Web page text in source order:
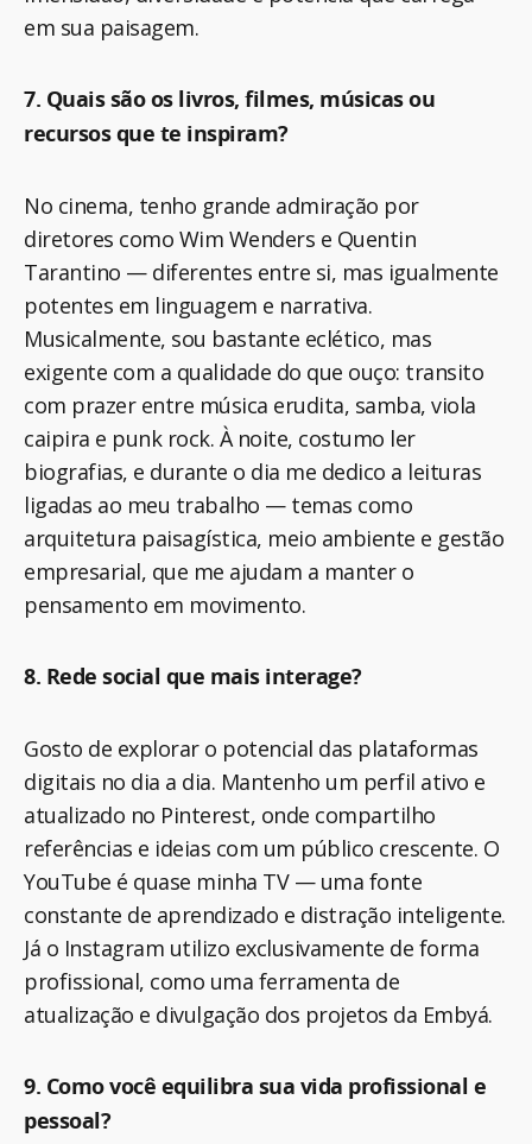
em sua paisagem.
7. Quais são os livros, filmes, músicas ou
recursos que te inspiram?
No cinema, tenho grande admiração por
diretores como Wim Wenders e Quentin
Tarantino — diferentes entre si, mas igualmente
potentes em linguagem e narrativa.
Musicalmente, sou bastante eclético, mas
exigente com a qualidade do que ouço: transito
com prazer entre música erudita, samba, viola
caipira e punk rock. À noite, costumo ler
biografias, e durante o dia me dedico a leituras
ligadas ao meu trabalho — temas como
arquitetura paisagística, meio ambiente e gestão
empresarial, que me ajudam a manter o
pensamento em movimento.
8. Rede social que mais interage?
Gosto de explorar o potencial das plataformas
digitais no dia a dia. Mantenho um perfil ativo e
atualizado no Pinterest, onde compartilho
referências e ideias com um público crescente. O
YouTube é quase minha TV — uma fonte
constante de aprendizado e distração inteligente.
Já o Instagram utilizo exclusivamente de forma
profissional, como uma ferramenta de
atualização e divulgação dos projetos da Embyá.
9. Como você equilibra sua vida profissional e
pessoal?